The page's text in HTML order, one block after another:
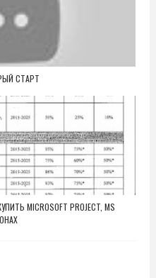
СТАРТ
MICROSOFT PROJECT, MS